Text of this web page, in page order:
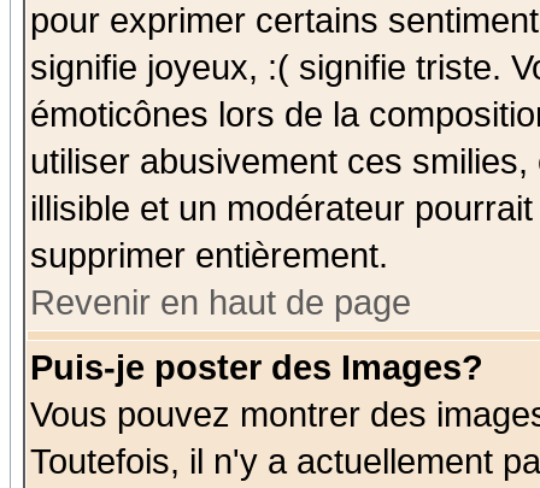
pour exprimer certains
signifie joyeux, :( signifie triste.
émoticônes lors de la
utiliser abusivement ces
illisible et un modérateur
supprimer entièrement.
Revenir en haut de page
Puis-je poster des Images?
Vous pouvez montrer des
Toutefois, il n'y a actuellement